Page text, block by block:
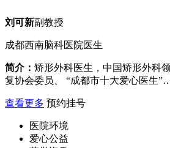
刘可新副教授
成都西南脑科医院医生
简介： 矫形外科医生，中国矫形外科
复协会委员、 “成都市十大爱心医生
查看更多 预约挂号
医院环境
爱心公益